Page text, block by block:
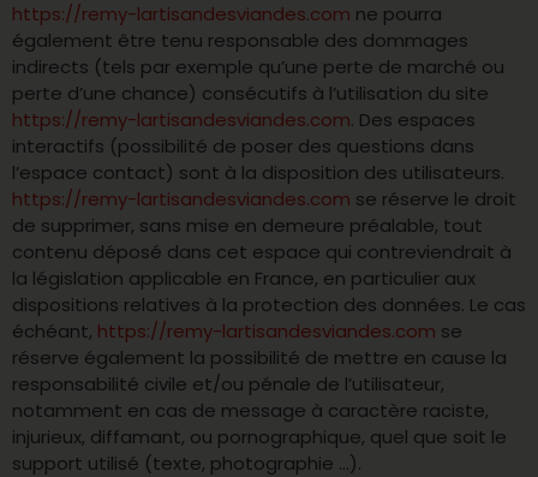
https://remy-lartisandesviandes.com ne pourra
également être tenu responsable des dommages
indirects (tels par exemple qu’une perte de marché ou
perte d’une chance) consécutifs à l’utilisation du site
https://remy-lartisandesviandes.com. Des espaces
interactifs (possibilité de poser des questions dans
l’espace contact) sont à la disposition des utilisateurs.
https://remy-lartisandesviandes.com se réserve le droit
de supprimer, sans mise en demeure préalable, tout
contenu déposé dans cet espace qui contreviendrait à
la législation applicable en France, en particulier aux
dispositions relatives à la protection des données. Le cas
échéant, https://remy-lartisandesviandes.com se
réserve également la possibilité de mettre en cause la
responsabilité civile et/ou pénale de l’utilisateur,
notamment en cas de message à caractère raciste,
injurieux, diffamant, ou pornographique, quel que soit le
support utilisé (texte, photographie …).